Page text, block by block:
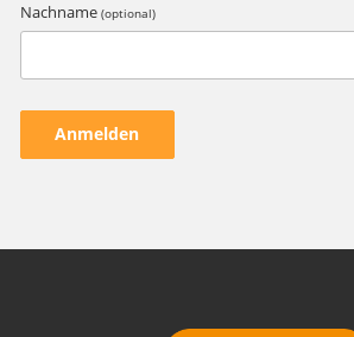
Nachname (optional)